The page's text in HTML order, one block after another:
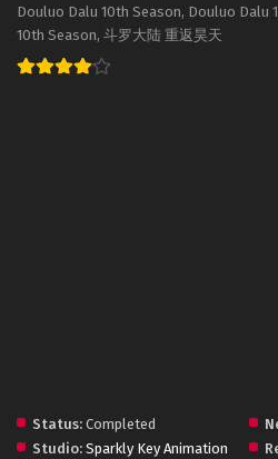
Douluo Dalu 10th Season, Douluo Dalu
10th Season, 斗罗大陆 重返昊天
Status: Completed
Studio: Sparkly Key Animation